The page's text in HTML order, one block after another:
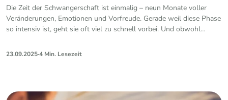
Die Zeit der Schwangerschaft ist einmalig – neun Monate voller
Veränderungen, Emotionen und Vorfreude. Gerade weil diese Phase
so intensiv ist, geht sie oft viel zu schnell vorbei. Und obwohl…
23.09.2025·4 Min. Lesezeit